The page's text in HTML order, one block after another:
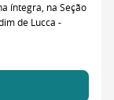
íntegra, na Seção
de Lucca -